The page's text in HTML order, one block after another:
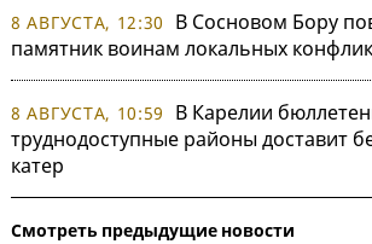
8 АВГУСТА, 12:30
В Сосновом Бору
памятник воинам локальных
8 АВГУСТА, 10:59
В Карелии
труднодоступные районы доставит
катер
Смотреть предыдущие